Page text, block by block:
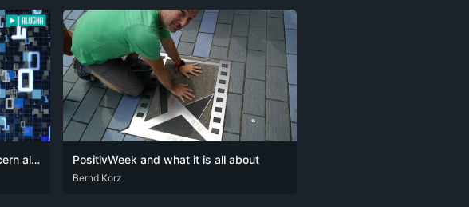
Junk data - Why my e-mails concern all of you! PositivWeek and what it is all about
DEU ENG
Bernd Korz